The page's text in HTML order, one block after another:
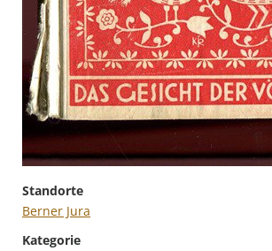
Standorte
Berner Jura
Kategorie